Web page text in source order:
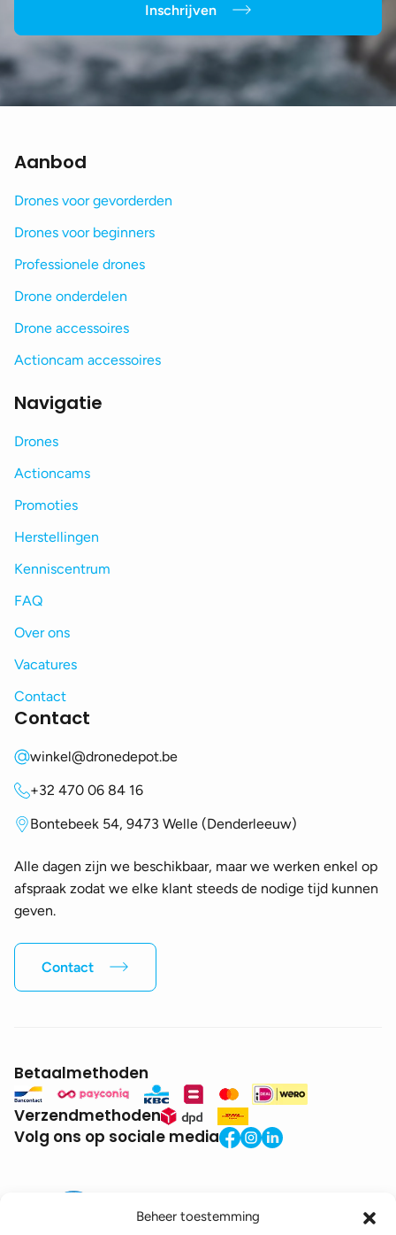
Beheer toestemming
Inschrijven
Aanbod
Drones voor gevorderden
Drones voor beginners
Professionele drones
Drone onderdelen
Drone accessoires
Actioncam accessoires
Navigatie
Drones
Actioncams
Promoties
Herstellingen
Kenniscentrum
FAQ
Over ons
Vacatures
Contact
Contact
winkel@dronedepot.be
+32 470 06 84 16
Bontebeek 54, 9473 Welle (Denderleeuw)
Alle dagen zijn we beschikbaar, maar we werken enkel op
afspraak zodat we elke klant steeds de nodige tijd kunnen
geven.
Contact
Betaalmethoden
Verzendmethoden
Volg ons op sociale media